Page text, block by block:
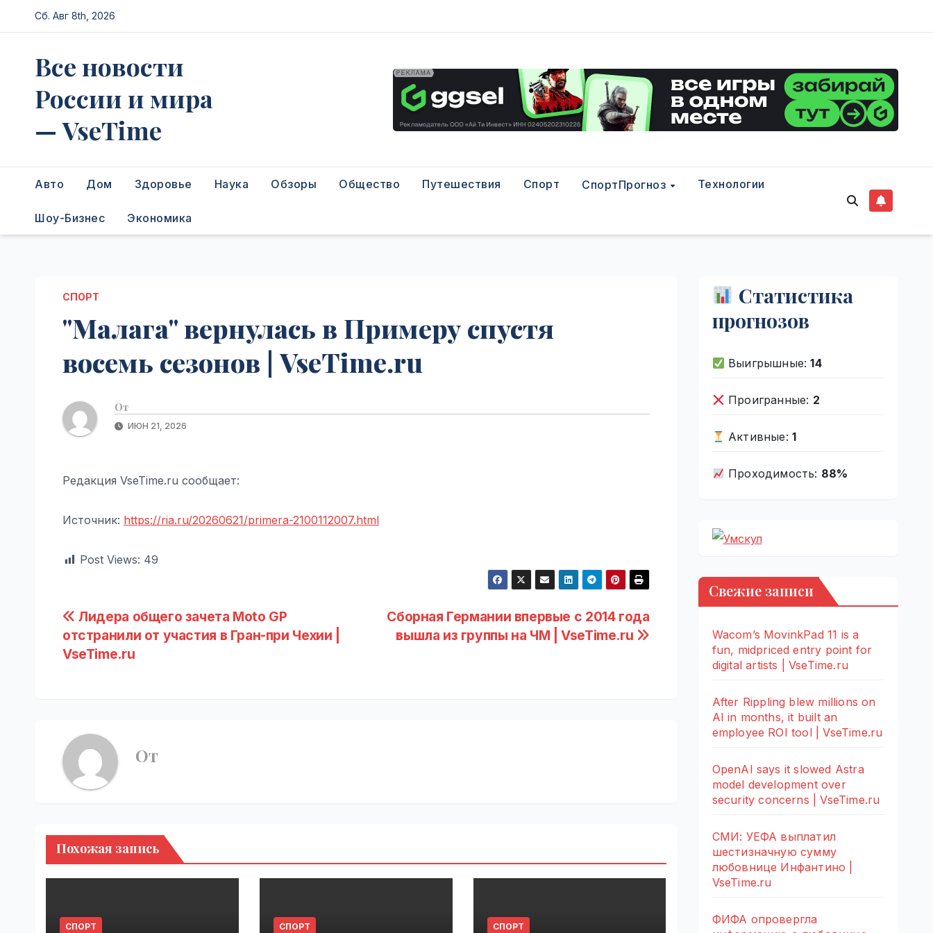
Перейти
к
Сб. Авг 8th, 2026
Все новости
России и мира
— VseTime
Авто Дом Здоровье Наука Обзоры Общество Путешествия Спорт СпортПрогноз Технологии
Шоу-Бизнес Экономика
СПОРТ
"Малага" вернулась в Примеру спустя
восемь сезонов | VseTime.ru
От
ИЮН 21, 2026
Редакция VseTime.ru сообщает:
Источник: https://ria.ru/20260621/primera-2100112007.html
Post Views: 49
Навигация
по
Сборная Германии впервые с 2014 года
вышла из группы на ЧМ | VseTime.ru
Лидера общего зачета Moto GP
отстранили от участия в Гран-при Чехии |
VseTime.ru
От
Похожая запись
СПОРТ СПОРТ СПОРТ
Статистика
прогнозов
Выигрышные:14
Проигранные: 2
Активные: 1
Проходимость: 88%
Свежие записи
Wacom’s MovinkPad 11 is a
fun, midpriced entry point for
digital artists | VseTime.ru
After Rippling blew millions on
AI in months, it built an
employee ROI tool | VseTime.ru
OpenAI says it slowed Astra
model development over
security concerns | VseTime.ru
СМИ: УЕФА выплатил
шестизначную сумму
любовнице Инфантино |
VseTime.ru
ФИФА опровергла